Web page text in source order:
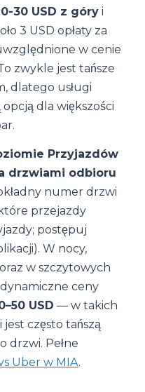
30 USD z góry i
3 USD opłaty za
w cenie
zwykle jest tańsze
dlatego usługi
dla większości
Przyjazdów
drzwiami odbioru
numer drzwi
przejazdy
postępuj
W nocy,
w szczytowych
ceny
USD — w takich
często tańszą
drzwi. Pełne
Uber w MIA.